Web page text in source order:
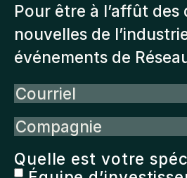
Pour être à l’affût des
nouvelles de
événements de
Courriel
Compagnie
Quelle est votre